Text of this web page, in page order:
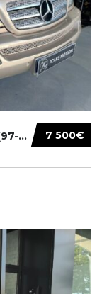
7 500€
MERCEDES BENZ CLASE M (W 163) 5P (97-05) 200...